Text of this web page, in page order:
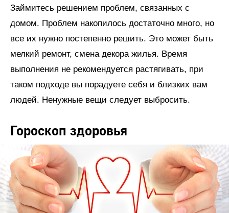
Займитесь решением проблем, связанных с
домом. Проблем накопилось достаточно много, но
все их нужно постепенно решить. Это может быть
мелкий ремонт, смена декора жилья. Время
выполнения не рекомендуется растягивать, при
таком подходе вы порадуете себя и близких вам
людей. Ненужные вещи следует выбросить.
Гороскоп здоровья